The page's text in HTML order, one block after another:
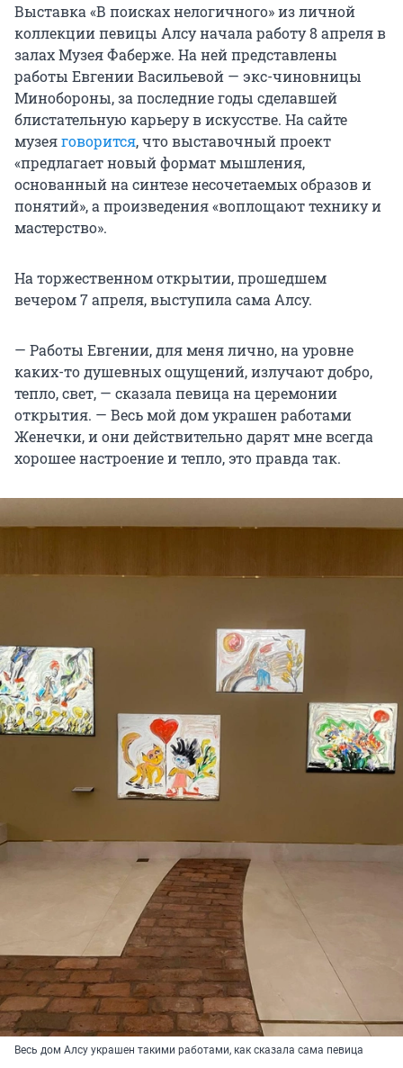
Выставка «В поисках нелогичного» из личной
коллекции певицы Алсу начала работу8 апреляв
залах Музея Фаберже. На ней представлены
работы Евгении Васильевой — экс-чиновницы
Минобороны, за последние годы сделавшей
блистательную карьеру в искусстве. На сайте
музеяговорится, что выставочный проект
«предлагает новый формат мышления,
основанный на синтезе несочетаемых образов и
понятий», а произведения «воплощают технику и
мастерство».
На торжественном открытии, прошедшем
вечером 7 апреля, выступила сама Алсу.
— Работы Евгении, для меня лично, на уровне
каких-то душевных ощущений, излучают добро,
тепло, свет, — сказала певица на церемонии
открытия. — Весь мой дом украшен работами
Женечки, и они действительно дарят мне всегда
хорошее настроение и тепло, это правда так.
Весь дом Алсу украшен такими работами, как сказала сама певица